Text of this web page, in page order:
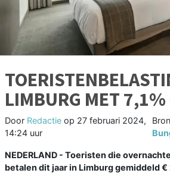
LIMBURG MET 7,1%
Door Redactie op 27 februari 2024,
14:24 uur
NEDERLAND - Toeristen die
betalen dit jaar in Limburg gemiddeld